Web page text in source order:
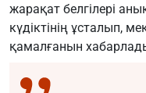
жарақат белгілері
күдіктінің ұсталып,
қамалғанын